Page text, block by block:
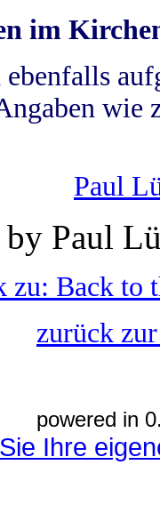
im
wie
Paul
Paul
zu: Back to
zurück
powered in
Ihre